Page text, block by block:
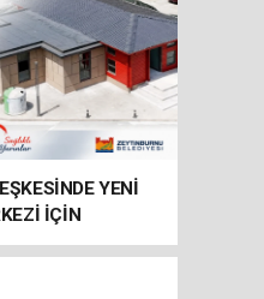
YENİ
İÇİN